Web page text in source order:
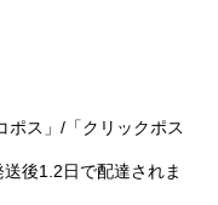
ポス」/「クリックポス
後1.2日で配達されま